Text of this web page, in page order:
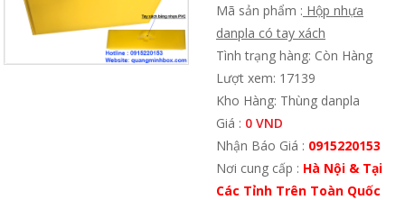
Mã sản phẩm : Hộp nhựa
danpla có tay xách
Tình trạng hàng: Còn Hàng
Lượt xem: 17139
Kho Hàng: Thùng danpla
Giá : 0 VND
Nhận Báo Giá : 0915220153
Nơi cung cấp : Hà Nội & Tại
Các Tỉnh Trên Toàn Quốc